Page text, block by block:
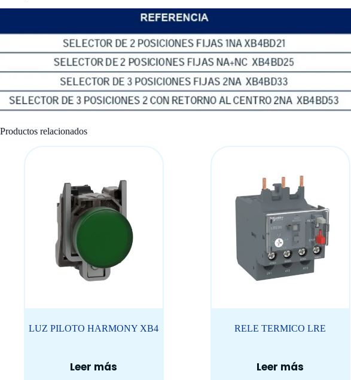
Productos relacionados
LUZ PILOTO HARMONY XB4
Leer más
RELE TERMICO LRE
Leer más